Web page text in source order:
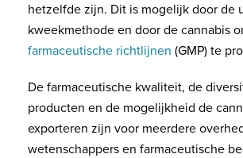
hetzelfde zijn. Dit is mogelijk door de
kweekmethode en door de cannabis
farmaceutische richtlijnen (GMP) te
De farmaceutische kwaliteit, de
producten en de mogelijkheid de
exporteren zijn voor meerdere
wetenschappers en farmaceutische